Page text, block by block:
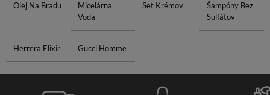
Olej Na Bradu
Micelárna
Voda
Set Krémov
Šampóny Bez
Sulfátov
Herrera Elixir Gucci Homme